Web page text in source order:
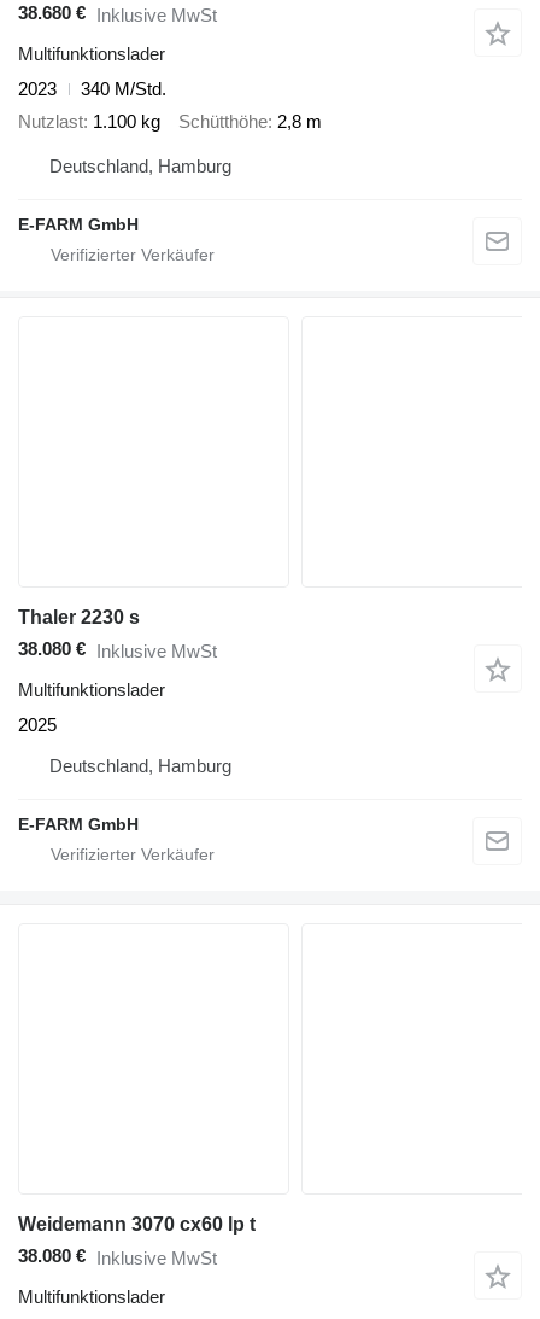
38.680 € Inklusive MwSt
Multifunktionslader
2023
340 M/Std.
Nutzlast 1.100 kg Schütthöhe 2,8 m
Deutschland, Hamburg
E-FARM GmbH
Thaler 2230 s
38.080 € Inklusive MwSt
Multifunktionslader
2025
Deutschland, Hamburg
E-FARM GmbH
Weidemann 3070 cx60 lp t
38.080 € Inklusive MwSt
Multifunktionslader